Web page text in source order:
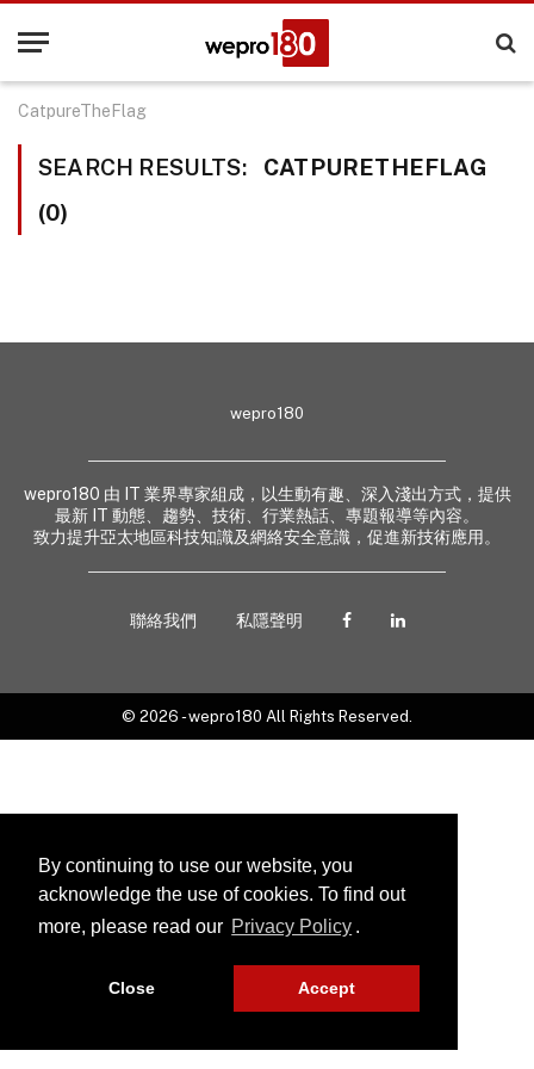
By continuing to use our website, you
acknowledge the use of cookies. To find out
more, please read our Privacy Policy .
Close Accept
CatpureTheFlag
SEARCH RESULTS:
CATPURETHEFLAG
(0)
wepro180
wepro180 由 IT 業界專家組成，以生動有趣、深入淺出方式，提供
最新 IT 動態、趨勢、技術、行業熱話、專題報導等內容。
致力提升亞太地區科技知識及網絡安全意識，促進新技術應用。
聯絡我們 私隱聲明
© 2026 - wepro180 All Rights Reserved.